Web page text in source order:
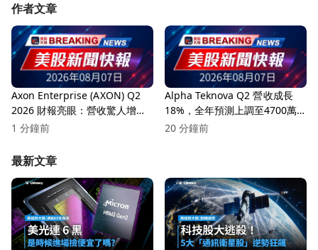
作者文章
Axon Enterprise (AXON) Q2
2026 財報亮眼：營收驚人增長
35%，AI 驅動未來潛力無限！
1 分鐘前
Alpha Teknova Q2 營收成長
18%，全年預測上調至4700萬
美元！
20 分鐘前
最新文章